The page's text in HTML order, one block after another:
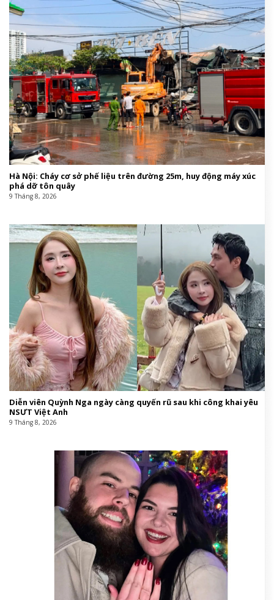
Hà Nội: Cháy cơ sở phế liệu trên đường 25m, huy động máy xúc
phá dỡ tôn quây
9 Tháng 8, 2026
Diễn viên Quỳnh Nga ngày càng quyến rũ sau khi công khai yêu
NSƯT Việt Anh
9 Tháng 8, 2026